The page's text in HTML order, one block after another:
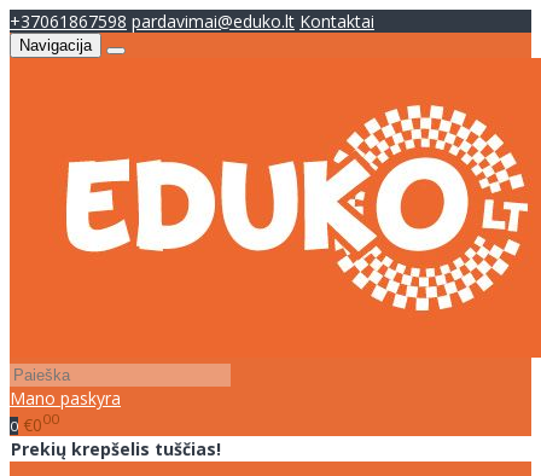
+37061867598 pardavimai@eduko.lt Kontaktai
Navigacija
Mano paskyra
0 €000
Prekių krepšelis tuščias!